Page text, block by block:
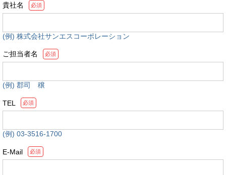
貴社名 必須
(例) 株式会社サンエスコーポレーション
ご担当者名 必須
(例) 郡司 穣
TEL 必須
(例) 03-3516-1700
E-Mail 必須